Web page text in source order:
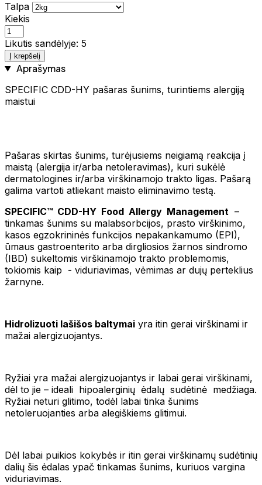
Talpa
Kiekis
Likutis sandėlyje: 5
Į krepšelį
Aprašymas
SPECIFIC CDD-HY pašaras šunims, turintiems alergiją
maistui
Pašaras skirtas šunims, turėjusiems neigiamą reakcija į
maistą (alergija ir/arba netoleravimas), kuri sukėlė
dermatologines ir/arba virškinamojo trakto ligas. Pašarą
galima vartoti atliekant maisto eliminavimo testą.
SPECIFIC™ CDD-HY Food Allergy Management –
tinkamas šunims su malabsorbcijos, prasto virškinimo,
kasos egzokrininės funkcijos nepakankamumo (EPI),
ūmaus gastroenterito arba dirgliosios žarnos sindromo
(IBD) sukeltomis virškinamojo trakto problemomis,
tokiomis kaip - viduriavimas, vėmimas ar dujų perteklius
žarnyne.
Hidrolizuoti lašišos baltymai yra itin gerai virškinami ir
mažai alergizuojantys.
Ryžiai yra mažai alergizuojantys ir labai gerai virškinami,
dėl to jie – ideali hipoalerginių ėdalų sudėtinė medžiaga.
Ryžiai neturi glitimo, todėl labai tinka šunims
netoleruojanties arba alegiškiems glitimui.
Dėl labai puikios kokybės ir itin gerai virškinamų sudėtinių
dalių šis ėdalas ypač tinkamas šunims, kuriuos vargina
viduriavimas.